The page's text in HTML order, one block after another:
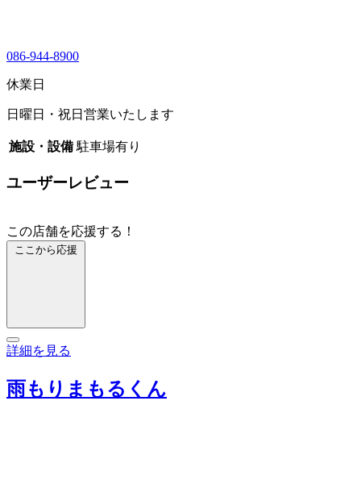
086-944-8900
休業日
日曜日・祝日営業いたします
施設・設備 駐車場有り
ユーザーレビュー
この店舗を応援する！
ここから応援
詳細を見る
雨もりまもるくん